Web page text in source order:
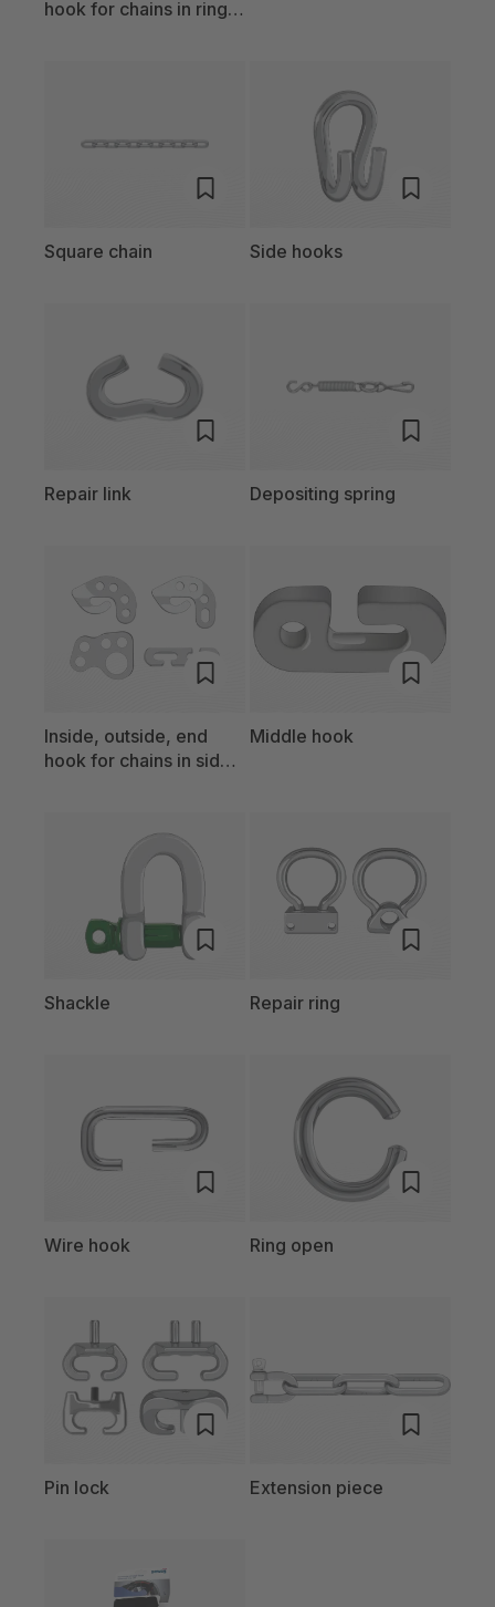
hook for chains in ring
Square chain Side hooks
Repair link Depositing spring
Inside, outside, end
hook for chains in side
Middle hook
Shackle Repair ring
Wire hook Ring open
Pin lock Extension piece